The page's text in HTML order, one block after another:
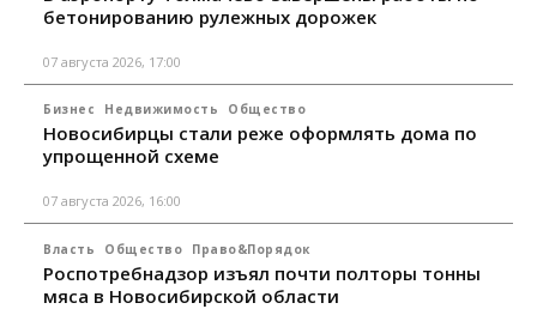
бетонированию рулежных дорожек
07 августа 2026, 17:00
Бизнес Недвижимость Общество
Новосибирцы стали реже оформлять дома по
упрощенной схеме
07 августа 2026, 16:00
Власть Общество Право&Порядок
Роспотребнадзор изъял почти полторы тонны
мяса в Новосибирской области